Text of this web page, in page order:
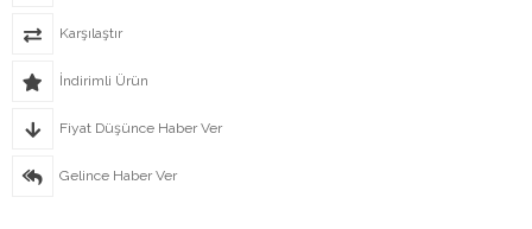
Karşılaştır
İndirimli Ürün
Fiyat Düşünce Haber Ver
Gelince Haber Ver